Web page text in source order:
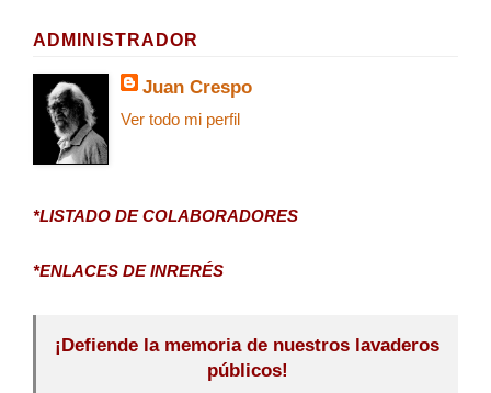
ADMINISTRADOR
Juan Crespo
Ver todo mi perfil
*LISTADO DE COLABORADORES
*ENLACES DE INRERÉS
¡Defiende la memoria de nuestros lavaderos
públicos!